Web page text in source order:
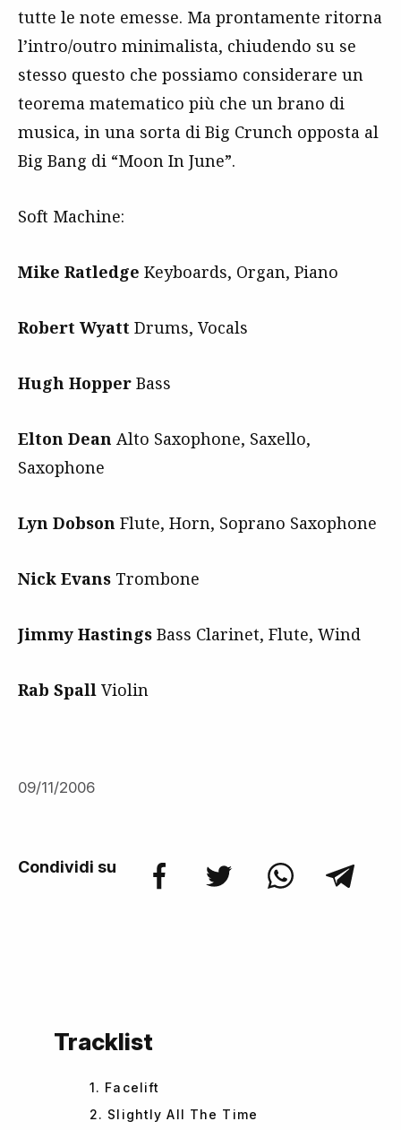
tutte le note emesse. Ma prontamente ritorna
l’intro/outro minimalista, chiudendo su se
stesso questo che possiamo considerare un
teorema matematico più che un brano di
musica, in una sorta di Big Crunch opposta al
Big Bang di “Moon In June”.
Soft Machine:
Mike Ratledge Keyboards, Organ, Piano
Robert Wyatt Drums, Vocals
Hugh Hopper Bass
Elton Dean Alto Saxophone, Saxello,
Saxophone
Lyn Dobson Flute, Horn, Soprano Saxophone
Nick Evans Trombone
Jimmy Hastings Bass Clarinet, Flute, Wind
Rab Spall Violin
09/11/2006
Condividi su
Tracklist
1. Facelift
2. Slightly All The Time